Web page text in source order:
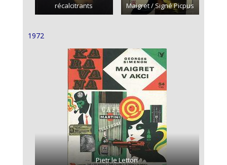
récalcitrants
Maigret / Signé Picpus
1972
Pietr le Letton